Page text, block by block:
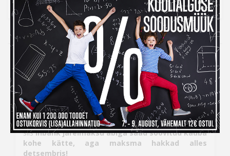
Kampaania
Inbank järelmaksuga ostes
maksad kauba eest alles
detsembris
Kui ihaldatud kaupade tellimiseks peaks raha nappima,
siisInbank järelmaksu abiga saad soovitud kauba
kohe kätte, aga maksma hakkad alles
detsembris!